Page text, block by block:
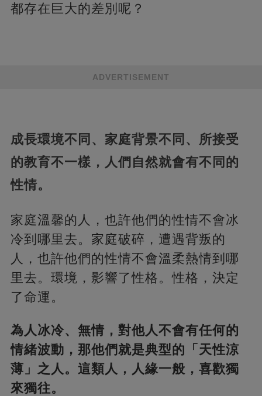
都存在巨大的差別呢？
ADVERTISEMENT
成長環境不同、家庭背景不同、所接受
的教育不一樣，人們自然就會有不同的
性情。
家庭溫馨的人，也許他們的性情不會冰
冷到哪里去。家庭破碎，遭遇背叛的
人，也許他們的性情不會溫柔熱情到哪
里去。環境，影響了性格。性格，決定
了命運。
為人冰冷、無情，對他人不會有任何的
情緒波動，那他們就是典型的「天性涼
薄」之人。這類人，人緣一般，喜歡獨
來獨往。